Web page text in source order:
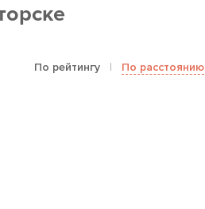
По рейтингу | По расстоянию